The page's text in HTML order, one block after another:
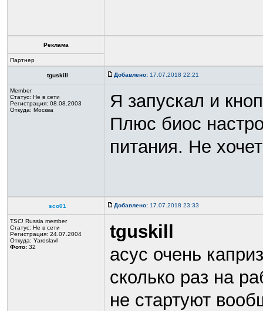
Реклама
Партнер
tguskill Добавлено: 17.07.2018 22:21
Member
Статус: Не в сети
Регистрация: 08.08.2003
Откуда: Москва
Я запускал и
Плюс биос
питания. Не хочет
sco01 Добавлено: 17.07.2018 23:33
TSC! Russia member
Статус: Не в сети
Регистрация: 24.07.2004
Откуда: Yaroslavl
Фото: 32
tguskill
асус очень
сколько раз на
не стартуют